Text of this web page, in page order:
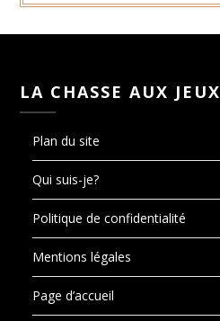
LA CHASSE AUX JEUX
Plan du site
Qui suis-je?
Politique de confidentialité
Mentions légales
Page d’accueil